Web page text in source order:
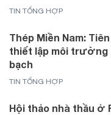
TIN TỔNG HỢP
Thép Miền Nam:
thiết lập môi trường
bạch
TIN TỔNG HỢP
Hội thảo nhà thầu ở